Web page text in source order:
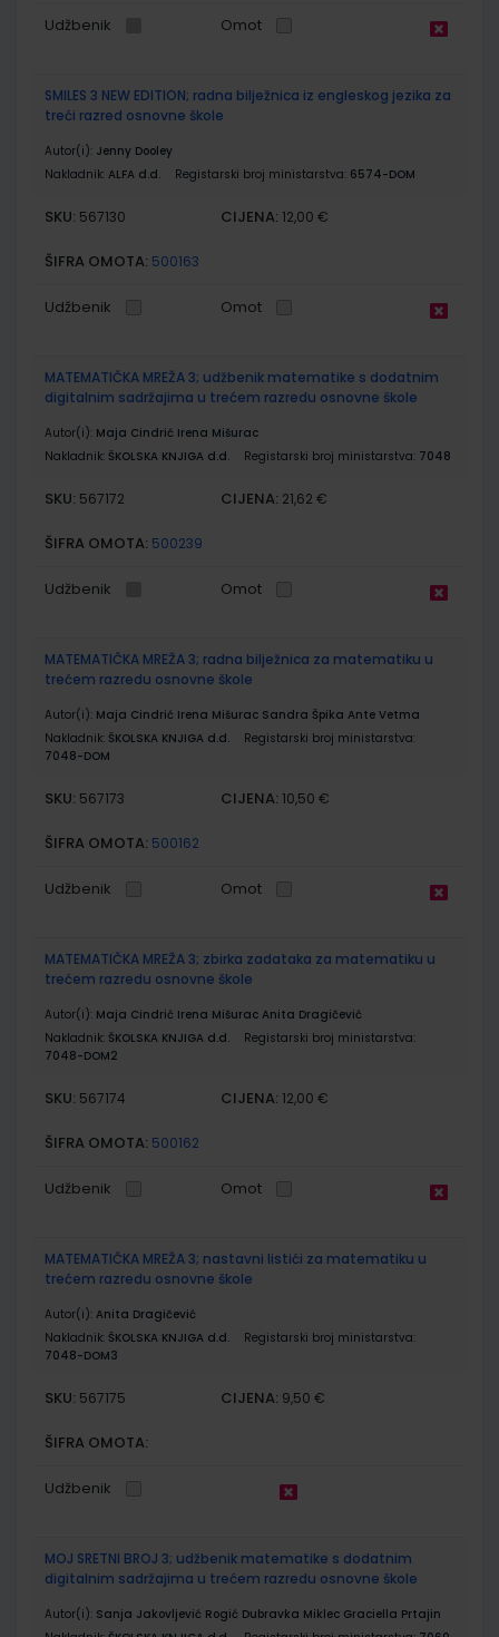
Udžbenik Omot
SMILES 3 NEW EDITION; radna bilježnica iz engleskog jezika za
treći razred osnovne škole
Autor(i): Jenny Dooley
Nakladnik: ALFA d.d. Registarski broj ministarstva: 6574-DOM
SKU: 567130 CIJENA: 12,00 €
ŠIFRA OMOTA: 500163
Udžbenik Omot
MATEMATIČKA MREŽA 3; udžbenik matematike s dodatnim
digitalnim sadržajima u trećem razredu osnovne škole
Autor(i): Maja Cindrić Irena Mišurac
Nakladnik: ŠKOLSKA KNJIGA d.d. Registarski broj ministarstva: 7048
SKU: 567172 CIJENA: 21,62 €
ŠIFRA OMOTA: 500239
Udžbenik Omot
MATEMATIČKA MREŽA 3; radna bilježnica za matematiku u
trećem razredu osnovne škole
Autor(i): Maja Cindrić Irena Mišurac Sandra Špika Ante Vetma
Nakladnik: ŠKOLSKA KNJIGA d.d.
Registarski broj ministarstva:
7048-DOM
SKU: 567173 CIJENA: 10,50 €
ŠIFRA OMOTA: 500162
Udžbenik Omot
MATEMATIČKA MREŽA 3; zbirka zadataka za matematiku u
trećem razredu osnovne škole
Autor(i): Maja Cindrić Irena Mišurac Anita Dragičević
Nakladnik: ŠKOLSKA KNJIGA d.d.
Registarski broj ministarstva:
7048-DOM2
SKU: 567174 CIJENA: 12,00 €
ŠIFRA OMOTA: 500162
Udžbenik Omot
MATEMATIČKA MREŽA 3; nastavni listići za matematiku u
trećem razredu osnovne škole
Autor(i): Anita Dragičević
Nakladnik: ŠKOLSKA KNJIGA d.d.
Registarski broj ministarstva:
7048-DOM3
SKU: 567175 CIJENA: 9,50 €
ŠIFRA OMOTA:
Udžbenik
MOJ SRETNI BROJ 3; udžbenik matematike s dodatnim
digitalnim sadržajima u trećem razredu osnovne škole
Autor(i): Sanja Jakovljević Rogić Dubravka Miklec Graciella Prtajin